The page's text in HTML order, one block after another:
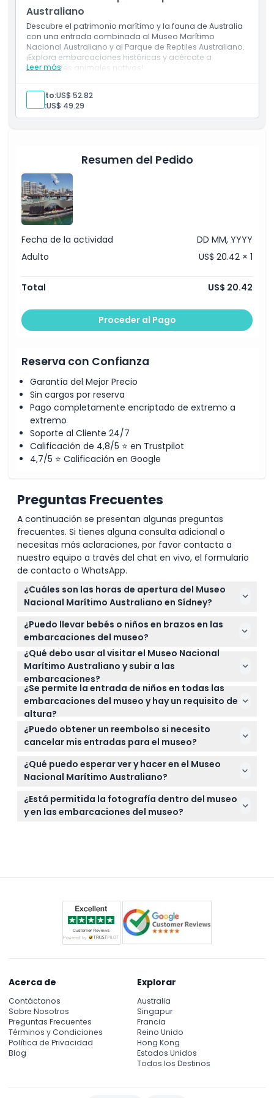
ofreciendo valor para todo el día. Descubre por qué es
celebrado por fusionar cultura, aventura y accesibilidad en
un lugar inolvidable. ¡Reserva ahora tu descubrimiento
marítimo en Darling Harbour Sídney!
Inclusiones
Política para Niños y Adultos
Exclusiones
No Adecuado Para
Horario de Apertura
Cosas a Saber
Ubicación
Código de Vestimenta
Política de Cancelación
Programa de actividades infantiles Kids on Deck –
domingos o todos los días durante las vacaciones
escolares (por favor consulte en la taquilla a su llegada)
Inclusiones
Entrada a las atracciones
Boleto Verlo Todo
Australiano
Descubre el patrimonio marítimo y la fauna de Australia
con una entrada combinada al Museo Marítimo
Nacional Australiano y al Parque de Reptiles Australiano.
¡Explora embarcaciones históricas y acércate a
fascinantes animales nativos!
Leer más
Entrada general al Museo Marítimo Nacional
Australiano.
Entrada general al Parque de Reptiles Australiano.
Adulto:US$ 52.82
Niño:US$ 49.29
Resumen del Pedido
Fecha de la actividad
DD MM, YYYY
Adulto
US$ 20.42 × 1
Total US$ 20.42
Proceder al Pago
Reserva con Confianza
Garantía del Mejor Precio
Sin cargos por reserva
Pago completamente encriptado de extremo a
extremo
Soporte al Cliente 24/7
Calificación de 4,8/5 ⭐ en Trustpilot
4,7/5 ⭐ Calificación en Google
Preguntas Frecuentes
A continuación se presentan algunas preguntas
frecuentes. Si tienes alguna consulta adicional o
necesitas más aclaraciones, por favor contacta a
nuestro equipo a través del chat en vivo, el formulario
de contacto o WhatsApp.
¿Cuáles son las horas de apertura del Museo
Nacional Marítimo Australiano en Sídney?
El museo está abierto todos los días de 10:00 a.m. a
4:00 p.m., con el último embarque de
vacaciones escolares de Nueva Gales del Sur, abre
más temprano a las 9:30 a.m. y cierra a las 5:00
p.m., con el último embarque a las 4:10 p.m. (sujeto
a cambios — por favor confirme al momento de la
reserva).
¿Puedo llevar bebés o niños en brazos en las
embarcaciones del museo?
Por razones de seguridad, no se permite que los
adultos lleven a bebés o niños en brazos en
ninguna embarcación del museo.
¿Qué debo usar al visitar el Museo Nacional
Marítimo Australiano y subir a las
embarcaciones?
Es mejor usar zapatos cerrados, planos y cómodos.
No se permiten tacones altos en las
embarcaciones, y se desaconsejan los zapatos
abiertos, sandalias o chanclas por su seguridad.
¿Se permite la entrada de niños en todas las
embarcaciones del museo y hay un requisito de
altura?
Los niños deben medir al menos 90 cm para subir a
la réplica del HMB Endeavour, al submarino HMAS
Onslow y a algunas embarcaciones visitantes.
Todos los niños de 12 años o menos deben estar
acompañados por un adulto al subir a cualquier
¿Puedo obtener un reembolso si necesito
cancelar mis entradas para el museo?
Las entradas no son reembolsables y no pueden
cancelarse, así que asegúrese de usarlas en la
¿Qué puedo esperar ver y hacer en el Museo
Nacional Marítimo Australiano?
Tendrá acceso ilimitado a todas las galerías
permanentes, exposiciones especiales,
embarcaciones del museo, la cubierta superior del
¿Está permitida la fotografía dentro del museo
y en las embarcaciones del museo?
Acerca de
Contáctanos
Sobre Nosotros
Preguntas Frecuentes
Términos y Condiciones
Política de Privacidad
Blog
Explorar
Australia
Singapur
Francia
Reino Unido
Hong Kong
Estados Unidos
Todos los Destinos